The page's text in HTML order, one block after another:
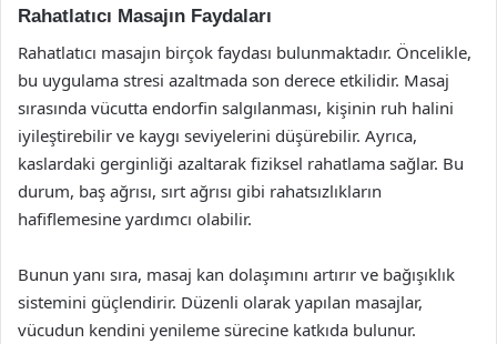
Rahatlatıcı Masajın Faydaları
Rahatlatıcı masajın birçok faydası bulunmaktadır. Öncelikle,
bu uygulama stresi azaltmada son derece etkilidir. Masaj
sırasında vücutta endorfin salgılanması, kişinin ruh halini
iyileştirebilir ve kaygı seviyelerini düşürebilir. Ayrıca,
kaslardaki gerginliği azaltarak fiziksel rahatlama sağlar. Bu
durum, baş ağrısı, sırt ağrısı gibi rahatsızlıkların
hafiflemesine yardımcı olabilir.
Bunun yanı sıra, masaj kan dolaşımını artırır ve bağışıklık
sistemini güçlendirir. Düzenli olarak yapılan masajlar,
vücudun kendini yenileme sürecine katkıda bulunur.